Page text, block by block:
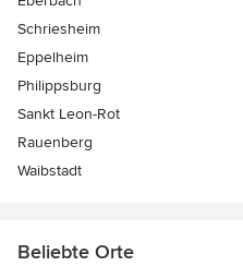
Schriesheim
Eppelheim
Philippsburg
Sankt Leon-Rot
Rauenberg
Waibstadt
Beliebte Orte